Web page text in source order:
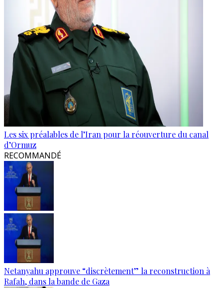
Les six préalables de l’Iran pour la réouverture du canal
d’Ormuz
RECOMMANDÉ
Netanyahu approuve “discrètement” la reconstruction à
Rafah, dans la bande de Gaza